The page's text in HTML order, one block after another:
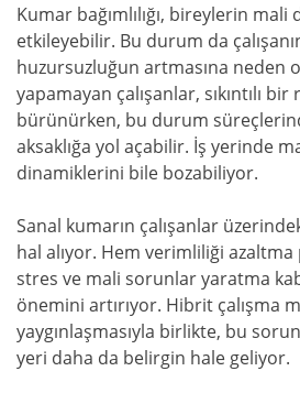
Kumar bağımlılığı, bireylerin
etkileyebilir. Bu durum da
huzursuzluğun artmasına neden
yapamayan çalışanlar, sıkıntılı
bürünürken, bu durum
aksaklığa yol açabilir. İş yerinde
dinamiklerini bile bozabiliyor.
Sanal kumarın çalışanlar
hal alıyor. Hem verimliliği
stres ve mali sorunlar yaratma
önemini artırıyor. Hibrit çalışma
yaygınlaşmasıyla birlikte, bu
yeri daha da belirgin hale geliyor.